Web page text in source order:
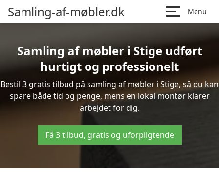
Samling-af-møbler.dk Menu
Samling af møbler i Stige udført
hurtigt og professionelt
Bestil 3 gratis tilbud på samling af møbler i Stige, så du kan
spare både tid og penge, mens en lokal montør klarer
arbejdet for dig.
Få 3 tilbud, gratis og uforpligtende